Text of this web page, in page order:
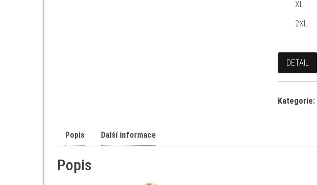
XL
2XL
DETAIL
Kategorie:
Popis Další informace
Popis